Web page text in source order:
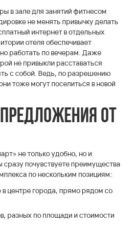
в зале для занятий фитнесом
не менять привычку делать
интернет в отдельных
отеля обеспечивает
работать по вечерам. Даже
не привыкли расставаться
с собой. Ведь, по разрешению
тоже могут поселиться в новой
от
не только удобно, но и
сразу почувствуете преимущества
по нескольким позициям:
центре города, прямо рядом со
разных по площади и стоимости